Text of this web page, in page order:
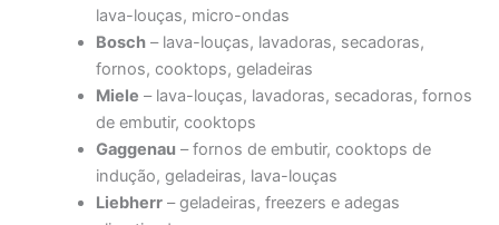
lava-louças, micro-ondas
Bosch – lava-louças, lavadoras, secadoras,
fornos, cooktops, geladeiras
Miele – lava-louças, lavadoras, secadoras, fornos
de embutir, cooktops
Gaggenau – fornos de embutir, cooktops de
indução, geladeiras, lava-louças
Liebherr – geladeiras, freezers e adegas